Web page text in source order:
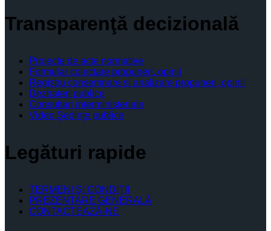
Transparenţă decizională
Proiecte de acte normative
Formular colectare propuneri, opinii
Registru consemnare si analizare propuneri, opinii
Dezbateri publice
Consultari interministeriale
Video Şedinţe publice
Legături rapide
TERMENI ŞI CONDIŢII
PREZENTARE GENERALĂ
CONTACTEAZĂ-NE